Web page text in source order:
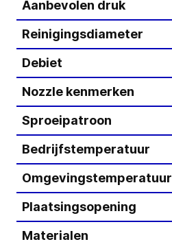
Aanbevolen druk
Reinigingsdiameter
Debiet
Nozzle kenmerken
Sproeipatroon
Bedrijfstemperatuur
Omgevingstemperatuur
Plaatsingsopening
Materialen